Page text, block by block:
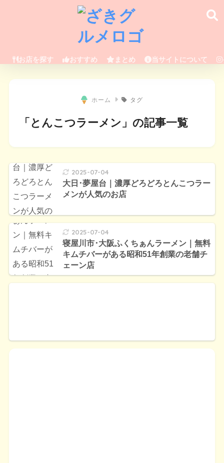
お店を探す おすすめ まとめ 当サイトについて
ホーム タグ
「とんこつラーメン」の記事一覧
2025-07-04
大日･夢屋台｜濃厚どろどろとんこつラー
メンが人気のお店
2025-07-04
寝屋川市･大阪ふくちぁんラーメン｜無料
キムチバーがある昭和51年創業の老舗チ
ェーン店